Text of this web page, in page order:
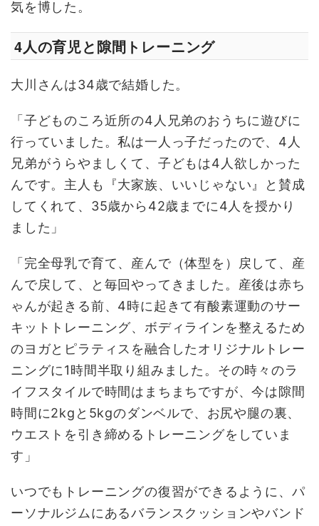
気を博した。
4人の育児と隙間トレーニング
大川さんは34歳で結婚した。
「子どものころ近所の4人兄弟のおうちに遊びに
行っていました。私は一人っ子だったので、4人
兄弟がうらやましくて、子どもは4人欲しかった
んです。主人も『大家族、いいじゃない』と賛成
してくれて、35歳から42歳までに4人を授かり
ました」
「完全母乳で育て、産んで（体型を）戻して、産
んで戻して、と毎回やってきました。産後は赤ち
ゃんが起きる前、4時に起きて有酸素運動のサー
キットトレーニング、ボディラインを整えるため
のヨガとピラティスを融合したオリジナルトレー
ニングに1時間半取り組みました。その時々のラ
イフスタイルで時間はまちまちですが、今は隙間
時間に2kgと5kgのダンベルで、お尻や腿の裏、
ウエストを引き締めるトレーニングをしていま
す」
いつでもトレーニングの復習ができるように、パ
ーソナルジムにあるバランスクッションやバンド